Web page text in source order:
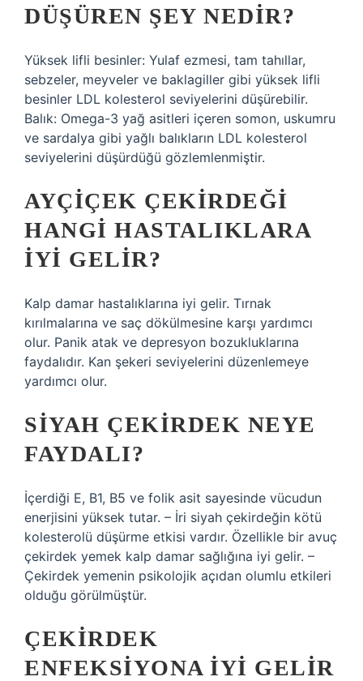
DÜŞÜREN ŞEY NEDIR?
Yüksek lifli besinler: Yulaf ezmesi, tam tahıllar,
sebzeler, meyveler ve baklagiller gibi yüksek lifli
besinler LDL kolesterol seviyelerini düşürebilir.
Balık: Omega-3 yağ asitleri içeren somon, uskumru
ve sardalya gibi yağlı balıkların LDL kolesterol
seviyelerini düşürdüğü gözlemlenmiştir.
AYÇIÇEK ÇEKIRDEĞI
HANGI HASTALIKLARA
IYI GELIR?
Kalp damar hastalıklarına iyi gelir. Tırnak
kırılmalarına ve saç dökülmesine karşı yardımcı
olur. Panik atak ve depresyon bozukluklarına
faydalıdır. Kan şekeri seviyelerini düzenlemeye
yardımcı olur.
SIYAH ÇEKIRDEK NEYE
FAYDALI?
İçerdiği E, B1, B5 ve folik asit sayesinde vücudun
enerjisini yüksek tutar. – İri siyah çekirdeğin kötü
kolesterolü düşürme etkisi vardır. Özellikle bir avuç
çekirdek yemek kalp damar sağlığına iyi gelir. –
Çekirdek yemenin psikolojik açıdan olumlu etkileri
olduğu görülmüştür.
ÇEKIRDEK
ENFEKSIYONA IYI GELIR